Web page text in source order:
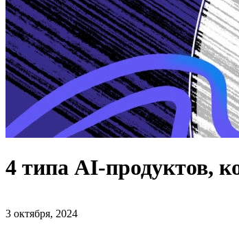
4 типа AI-продуктов,
3 октября, 2024